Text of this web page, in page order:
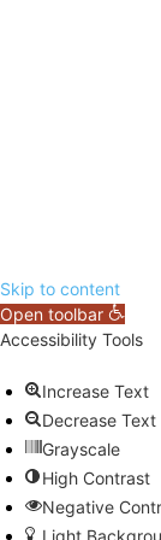
Skip to content
Open toolbar
Accessibility Tools
Increase Text
Decrease Text
Grayscale
High Contrast
Negative